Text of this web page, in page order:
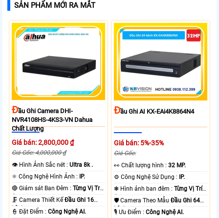
SẢN PHẨM MỚI RA MẮT
ĐẦu Ghi Camera DHI-
NVR4108HS-4KS3-VN Dahua
Chất Lượng
Giá bán: 2,800,000 ₫
Giá Gốc: 4,000,000 ₫
👁 Hình Ảnh Sắc nét :Ultra 8k .
⚛️ Công Nghệ Hình Ảnh : IP.
🔴 Giám sát Ban Đêm :Từng Vị Trí
Camera .
🗜️ Camera Thiết KếĐầu Ghi 16
kênh.
️👮 Đặt Điểm :Công Nghệ AI.
ĐẦu Ghi AI KX-EAi4K8864N4
Giá bán: 5%-35%
Giá Gốc:
️👀 Chất lượng hình :32 MP.
⚙ Công Nghệ Sử Dụng : IP.
❃ Hình ảnh ban đêm :Từng Vị Trí
Camera .
🛡 Camera Theo MẫuĐầu Ghi 64
kênh.
️🎙 Ưu Điểm :Công Nghệ AI.